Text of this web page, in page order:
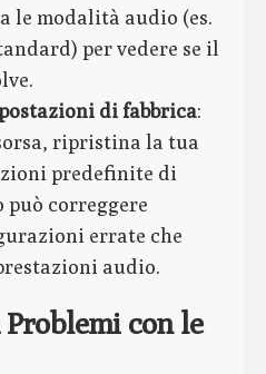
le modalità audio (es.
per vedere se il
di fabbrica:
ripristina la tua
predefinite di
può correggere
errate che
audio.
con le